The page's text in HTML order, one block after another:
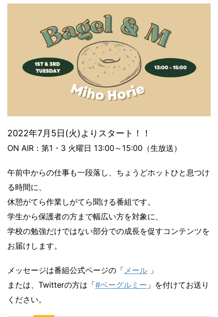
2022年7月5日(火)よりスタート！！
ON AIR：第1・3 火曜日 13:00～15:00（生放送）
午前中からの仕事も一段落し、ちょうどホットひと息つけ
る時間に、
休憩がてら作業しがてら聞ける番組です。
学生から保護者の方まで幅広い方を対象に、
学校の勉強だけではない部分での成長を促すコンテンツを
お届けします。
メッセージは番組公式ページの「 メール 」
または、Twitterの方は「#ベーグルミー 」を付けてお送り
ください。